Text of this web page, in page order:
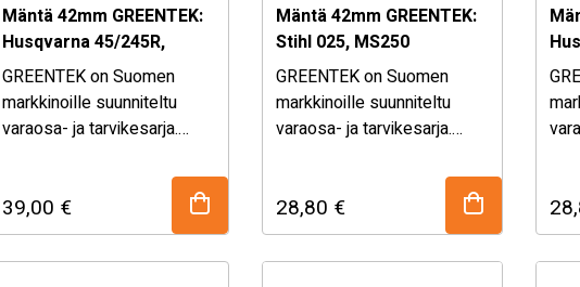
Mäntä 42mm GREENTEK:
Husqvarna 45/245R,
Jonsered 2045, Partner
450
GREENTEK on Suomen
markkinoille suunniteltu
varaosa- ja tarvikesarja.
kohtuullisen hintaiset
varaosat ja tarvikkeet
puutarha koneisiin ja
39,00 €
Mäntä 42mm GREENTEK:
Stihl 025, MS250
GREENTEK on Suomen
markkinoille suunniteltu
varaosa- ja tarvikesarja.
kohtuullisen hintaiset
varaosat ja tarvikkeet
puutarha koneisiin ja
28,80 €